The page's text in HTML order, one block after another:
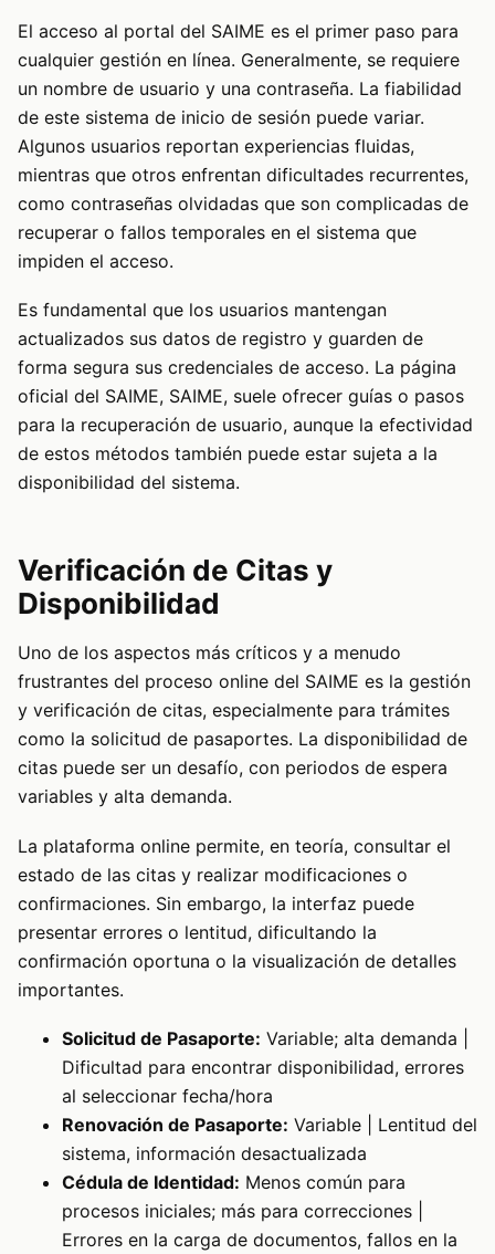
El acceso al portal del SAIME es el primer paso para
cualquier gestión en línea. Generalmente, se requiere
un nombre de usuario y una contraseña. La fiabilidad
de este sistema de inicio de sesión puede variar.
Algunos usuarios reportan experiencias fluidas,
mientras que otros enfrentan dificultades recurrentes,
como contraseñas olvidadas que son complicadas de
recuperar o fallos temporales en el sistema que
impiden el acceso.
Es fundamental que los usuarios mantengan
actualizados sus datos de registro y guarden de
forma segura sus credenciales de acceso. La página
oficial del SAIME, SAIME, suele ofrecer guías o pasos
para la recuperación de usuario, aunque la efectividad
de estos métodos también puede estar sujeta a la
disponibilidad del sistema.
Verificación de Citas y
Disponibilidad
Uno de los aspectos más críticos y a menudo
frustrantes del proceso online del SAIME es la gestión
y verificación de citas, especialmente para trámites
como la solicitud de pasaportes. La disponibilidad de
citas puede ser un desafío, con periodos de espera
variables y alta demanda.
La plataforma online permite, en teoría, consultar el
estado de las citas y realizar modificaciones o
confirmaciones. Sin embargo, la interfaz puede
presentar errores o lentitud, dificultando la
confirmación oportuna o la visualización de detalles
importantes.
Solicitud de Pasaporte: Variable; alta demanda |
Dificultad para encontrar disponibilidad, errores
al seleccionar fecha/hora
Renovación de Pasaporte: Variable | Lentitud del
sistema, información desactualizada
Cédula de Identidad: Menos común para
procesos iniciales; más para correcciones |
Errores en la carga de documentos, fallos en la